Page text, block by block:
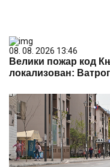
08. 08. 2026 13:46
Велики пожар код
локализован: